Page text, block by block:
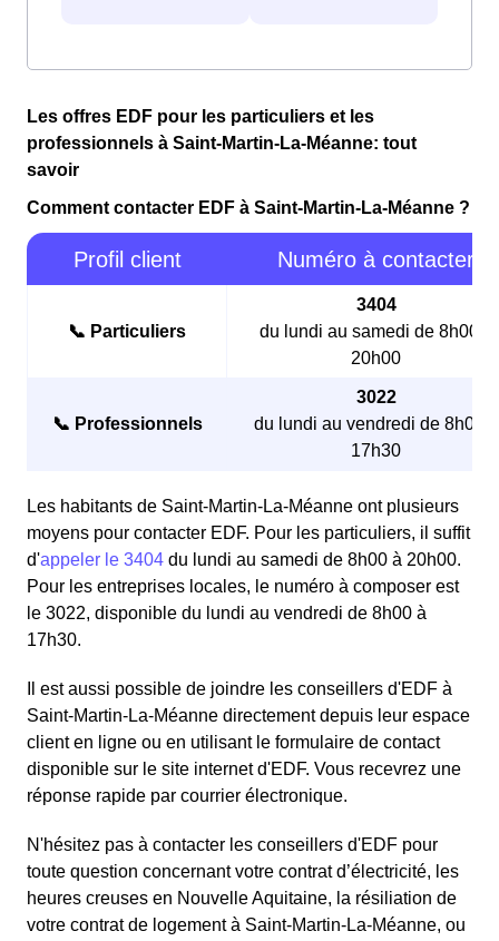
Les offres EDF pour les particuliers et les
professionnels à Saint-Martin-La-Méanne: tout
savoir
Comment contacter EDF à Saint-Martin-La-Méanne ?
Profil client Numéro à contacter
📞 Particuliers
3404
du lundi au samedi de 8h00 à
20h00
📞 Professionnels
3022
du lundi au vendredi de 8h00 à
17h30
Les habitants de Saint-Martin-La-Méanne ont plusieurs
moyens pour contacter EDF. Pour les particuliers, il suffit
d'appeler le 3404 du lundi au samedi de 8h00 à 20h00.
Pour les entreprises locales, le numéro à composer est
le 3022, disponible du lundi au vendredi de 8h00 à
17h30.
Il est aussi possible de joindre les conseillers d'EDF à
Saint-Martin-La-Méanne directement depuis leur espace
client en ligne ou en utilisant le formulaire de contact
disponible sur le site internet d'EDF. Vous recevrez une
réponse rapide par courrier électronique.
N'hésitez pas à contacter les conseillers d'EDF pour
toute question concernant votre contrat d’électricité, les
heures creuses en Nouvelle Aquitaine, la résiliation de
votre contrat de logement à Saint-Martin-La-Méanne, ou